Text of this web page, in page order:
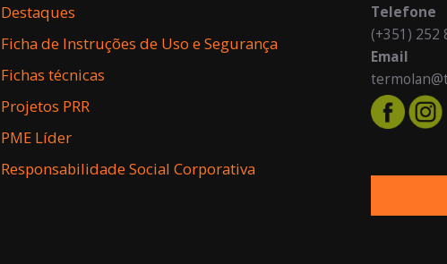
Destaques
Ficha de Instruções de Uso e Segurança
Fichas técnicas
Projetos PRR
PME Líder
Responsabilidade Social Corporativa
Telefone
(+351) 252
Email